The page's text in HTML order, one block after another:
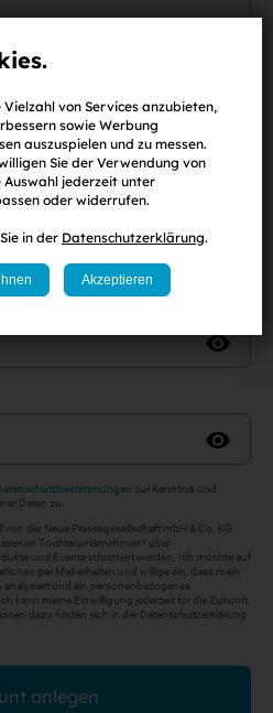
ein Klein- undGroßbuchstabe
zur Kenntnis und
Daten zu.
der Neue Pressegesellschaft mbH & Co. KG
Tochterunternehmen* über
und Events informiert werden. Ich möchte auf
per Mail erhalten und willige ein, dass mein
und ein personenbezogenes
kann meine Einwilligung jederzeit für die Zukunft
dazu finden sich in der Datenschutzerklärung
anlegen
Vielzahl von Services anzubieten,
sowie Werbung
auszuspielen und zu messen.
Sie der Verwendung von
Auswahl jederzeit unter
oder widerrufen.
in der Datenschutzerklärung.
Akzeptieren